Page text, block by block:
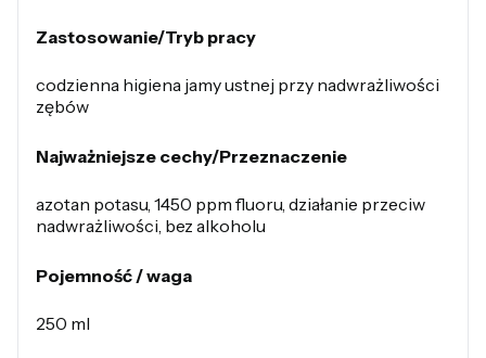
Zastosowanie/Tryb pracy
codzienna higiena jamy ustnej przy nadwrażliwości
zębów
Najważniejsze cechy/Przeznaczenie
azotan potasu, 1450 ppm fluoru, działanie przeciw
nadwrażliwości, bez alkoholu
Pojemność / waga
250 ml